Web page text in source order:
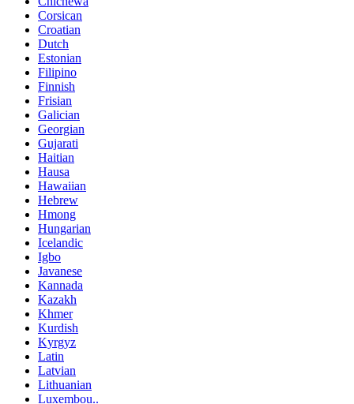
Corsican
Croatian
Dutch
Estonian
Filipino
Finnish
Frisian
Galician
Georgian
Gujarati
Haitian
Hausa
Hawaiian
Hebrew
Hmong
Hungarian
Icelandic
Igbo
Javanese
Kannada
Kazakh
Khmer
Kurdish
Kyrgyz
Latin
Latvian
Lithuanian
Luxembou..